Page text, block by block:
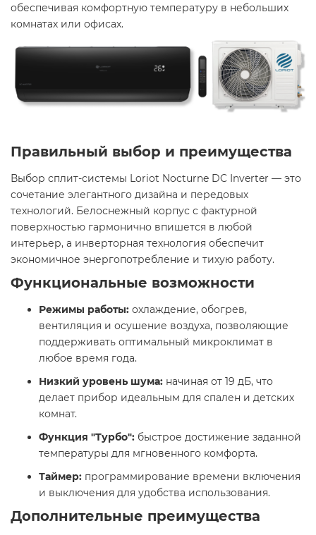
обеспечивая комфортную температуру в небольших
комнатах или офисах.
Правильный выбор и преимущества
Выбор сплит-системы Loriot Nocturne DC Inverter — это
сочетание элегантного дизайна и передовых
технологий. Белоснежный корпус с фактурной
поверхностью гармонично впишется в любой
интерьер, а инверторная технология обеспечит
экономичное энергопотребление и тихую работу.
Функциональные возможности
Режимы работы: охлаждение, обогрев,
вентиляция и осушение воздуха, позволяющие
поддерживать оптимальный микроклимат в
любое время года.
Низкий уровень шума: начиная от 19 дБ, что
делает прибор идеальным для спален и детских
комнат.
Функция "Турбо": быстрое достижение заданной
температуры для мгновенного комфорта.
Таймер: программирование времени включения
и выключения для удобства использования.
Дополнительные преимущества